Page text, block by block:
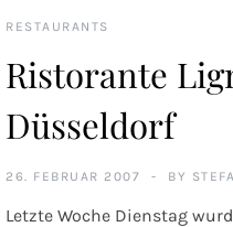
RESTAURANTS
Ristorante
Düsseldorf
26. FEBRUAR 2007 BY
Letzte Woche Dienstag